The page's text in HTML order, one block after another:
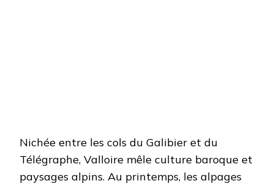
Nichée entre les cols du Galibier et du
Télégraphe, Valloire mêle culture baroque et
paysages alpins. Au printemps, les alpages